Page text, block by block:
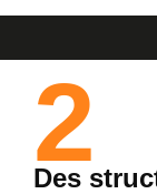
2
Des